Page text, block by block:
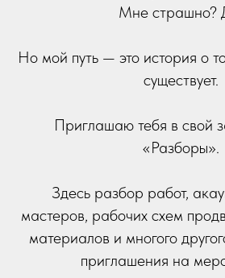
Мне страшно?
Но мой путь — это история о
существует.
Приглашаю тебя в свой
«Разборы».
Здесь разбор работ,
мастеров, рабочих схем
материалов и многого
приглашения на